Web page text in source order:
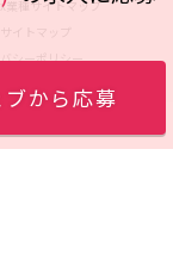
業種サイトマップ
シーポリシー
ブから応募